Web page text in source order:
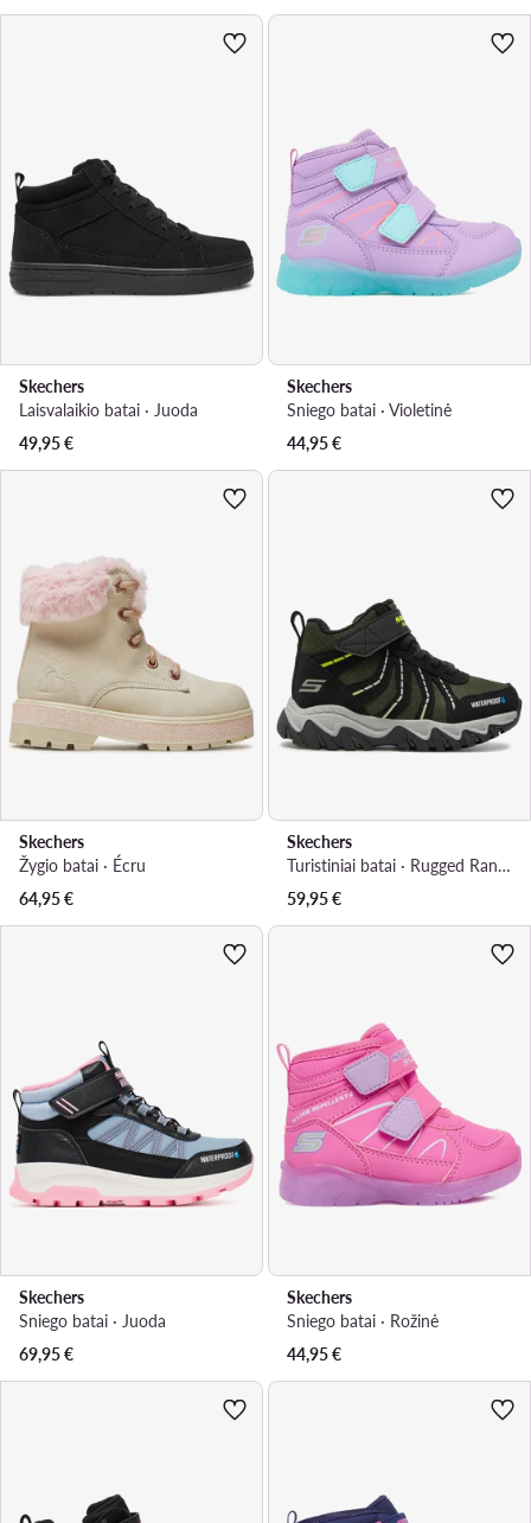
Skechers
Laisvalaikio batai · Juoda
49,95€
Skechers
Sniego batai · Violetinė
44,95€
Skechers
Žygio batai · Écru
64,95€
Skechers
Turistiniai batai · Rugged Ranger 406412L · Juoda
59,95€
Skechers
Sniego batai · Juoda
69,95€
Skechers
Sniego batai · Rožinė
44,95€